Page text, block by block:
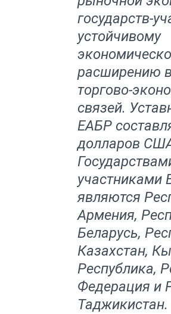
государств-
устойчивому
расширению
торгово-
связей.
ЕАБР
долларов
участниками
являются
Армения,
Беларусь,
Казахстан,
Республика,
Федерация и
Таджикистан.